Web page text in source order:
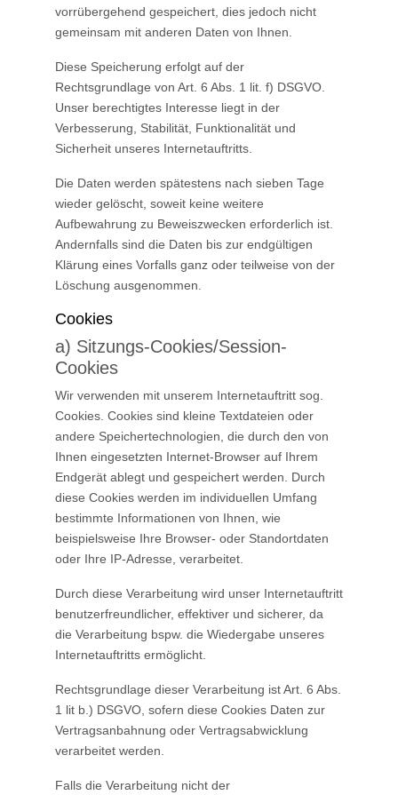
vorrübergehend gespeichert, dies jedoch nicht
gemeinsam mit anderen Daten von Ihnen.
Diese Speicherung erfolgt auf der
Rechtsgrundlage von Art. 6 Abs. 1 lit. f) DSGVO.
Unser berechtigtes Interesse liegt in der
Verbesserung, Stabilität, Funktionalität und
Sicherheit unseres Internetauftritts.
Die Daten werden spätestens nach sieben Tage
wieder gelöscht, soweit keine weitere
Aufbewahrung zu Beweiszwecken erforderlich ist.
Andernfalls sind die Daten bis zur endgültigen
Klärung eines Vorfalls ganz oder teilweise von der
Löschung ausgenommen.
Cookies
a) Sitzungs-Cookies/Session-
Cookies
Wir verwenden mit unserem Internetauftritt sog.
Cookies. Cookies sind kleine Textdateien oder
andere Speichertechnologien, die durch den von
Ihnen eingesetzten Internet-Browser auf Ihrem
Endgerät ablegt und gespeichert werden. Durch
diese Cookies werden im individuellen Umfang
bestimmte Informationen von Ihnen, wie
beispielsweise Ihre Browser- oder Standortdaten
oder Ihre IP-Adresse, verarbeitet.
Durch diese Verarbeitung wird unser Internetauftritt
benutzerfreundlicher, effektiver und sicherer, da
die Verarbeitung bspw. die Wiedergabe unseres
Internetauftritts ermöglicht.
Rechtsgrundlage dieser Verarbeitung ist Art. 6 Abs.
1 lit b.) DSGVO, sofern diese Cookies Daten zur
Vertragsanbahnung oder Vertragsabwicklung
verarbeitet werden.
Falls die Verarbeitung nicht der